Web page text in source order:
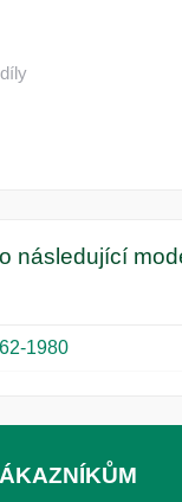
následující
1980